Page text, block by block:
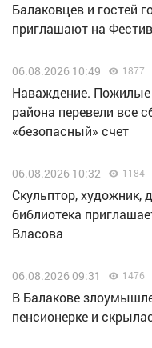
Балаковцев и гостей
приглашают на
06.08.2026 10:49 1877
Наваждение. Пожилые
района перевели все
«безопасный» счет
06.08.2026 10:32 1184
Скульптор, художник,
библиотека
Власова
06.08.2026 09:31 1476
В Балакове
пенсионерке и